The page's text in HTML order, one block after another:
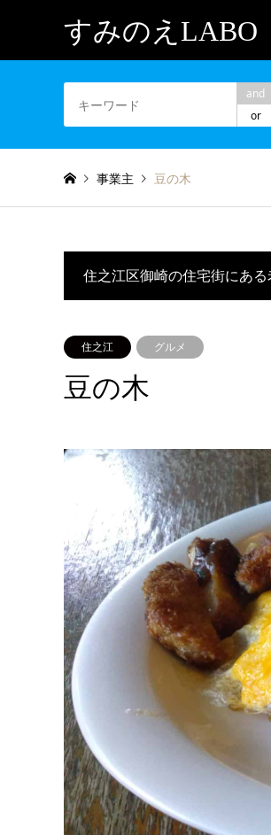
すみのえLABO
and
or
事業主 豆の木
住之江区御崎の住宅街にあ
住之江 グルメ
豆の木